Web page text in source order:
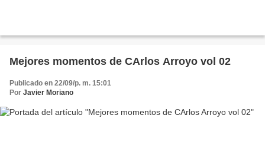
Mejores momentos de CArlos Arroyo vol 02
Publicado en 22/09/p. m. 15:01
Por Javier Moriano